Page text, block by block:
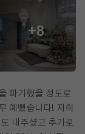
+8
파기했을 정도로
뻤습니다! 저희
셨고 추가로